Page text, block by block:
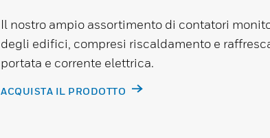
Il nostro ampio assortimento di contatori
degli edifici, compresi riscaldamento e
portata e corrente elettrica.
ACQUISTA IL PRODOTTO